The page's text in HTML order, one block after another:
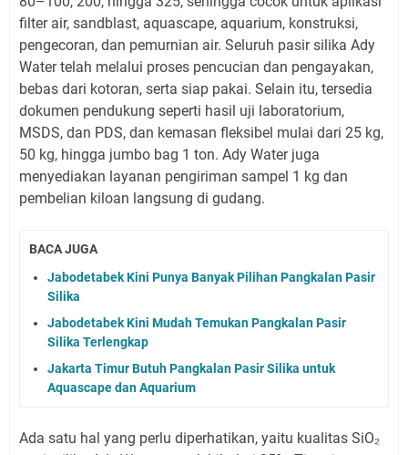
filter air, sandblast, aquascape, aquarium, konstruksi,
pengecoran, dan pemurnian air. Seluruh pasir silika Ady
Water telah melalui proses pencucian dan pengayakan,
bebas dari kotoran, serta siap pakai. Selain itu, tersedia
dokumen pendukung seperti hasil uji laboratorium,
MSDS, dan PDS, dan kemasan fleksibel mulai dari 25 kg,
50 kg, hingga jumbo bag 1 ton. Ady Water juga
menyediakan layanan pengiriman sampel 1 kg dan
pembelian kiloan langsung di gudang.
BACA JUGA
Jabodetabek Kini Punya Banyak Pilihan Pangkalan Pasir
Silika
Jabodetabek Kini Mudah Temukan Pangkalan Pasir
Silika Terlengkap
Jakarta Timur Butuh Pangkalan Pasir Silika untuk
Aquascape dan Aquarium
Ada satu hal yang perlu diperhatikan, yaitu kualitas SiO₂